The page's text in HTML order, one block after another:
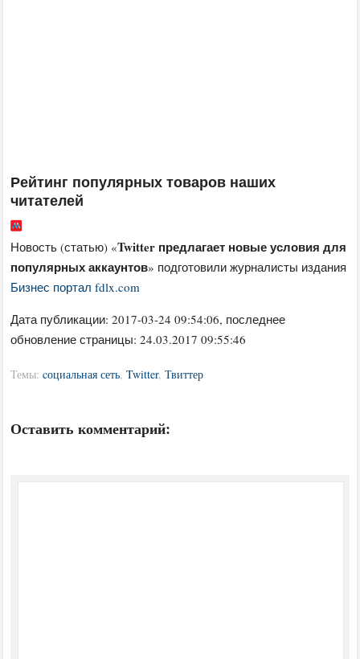
Рейтинг популярных товаров наших
читателей
Новость (статью) «Twitter предлагает новые условия для
популярных аккаунтов» подготовили журналисты издания
Бизнес портал fdlx.com
Дата публикации:2017-03-24 09:54:06, последнее
обновление страницы: 24.03.2017 09:55:46
Темы:cоциальная сеть,Twitter,Твиттер
Оставить комментарий: